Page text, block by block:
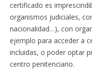
certificado es
organismos judiciales,
nacionalidad…), con
ejemplo para acceder a
incluidas, o poder optar
centro penitenciario.